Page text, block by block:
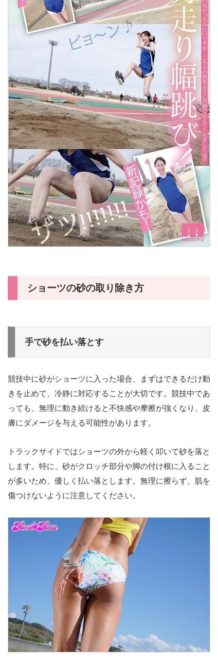
ショーツの砂の取り除き方
手で砂を払い落とす
競技中に砂がショーツに入った場合、まずはできるだけ動
きを止めて、冷静に対応することが大切です。競技中であ
っても、無理に動き続けると不快感や摩擦が強くなり、皮
膚にダメージを与える可能性があります。
トラックサイドではショーツの外から軽く叩いて砂を落と
します。特に、砂がクロッチ部分や脚の付け根に入ること
が多いため、優しく払い落とします。無理に擦らず、肌を
傷つけないように注意してください。